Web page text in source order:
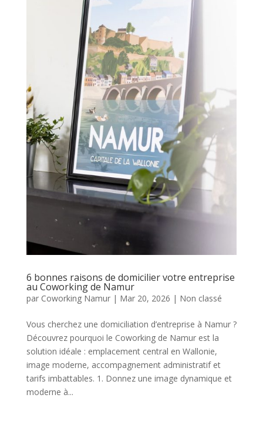
6 bonnes raisons de domicilier votre entreprise
au Coworking de Namur
par Coworking Namur| Mar 20, 2026 | Non classé
Vous cherchez une domiciliation d’entreprise à Namur ?
Découvrez pourquoi le Coworking de Namur est la
solution idéale : emplacement central en Wallonie,
image moderne, accompagnement administratif et
tarifs imbattables. 1. Donnez une image dynamique et
moderne à...